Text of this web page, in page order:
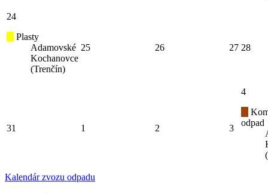
24
Plasty
Adamovské
Kochanovce
(Trenčín)
25 26 27 28
31 1 2 3
4
odpad
Kalendár zvozu odpadu